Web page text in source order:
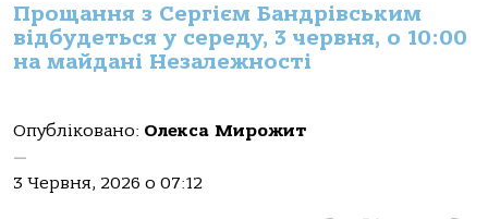
Прощання з Сергієм Бандрівським
відбудеться у середу, 3 червня, о 10:00
на майдані Незалежності
Опубліковано: Олекса Мирожит
—
3 Червня, 2026 о 07:12